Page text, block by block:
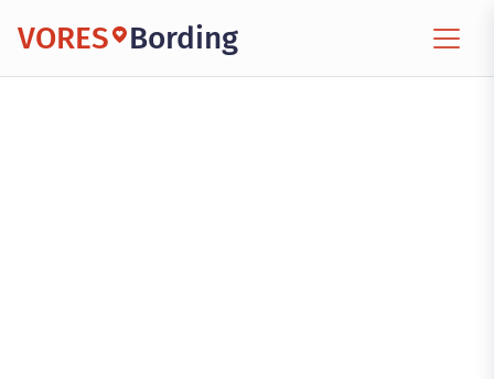
VORES Bording